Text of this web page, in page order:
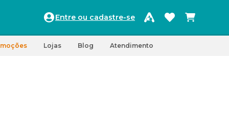
Entre ou cadastre-se
Lojas Blog Atendimento